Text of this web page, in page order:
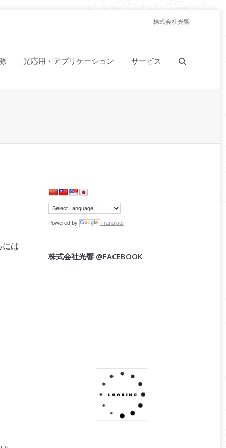
株式会社光響
光応用・アプリケーション サービス
には
Powered by Translate
株式会社光響 @FACEBOOK